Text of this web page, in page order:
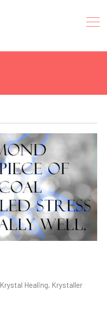
Krystal Healing, Krystaller